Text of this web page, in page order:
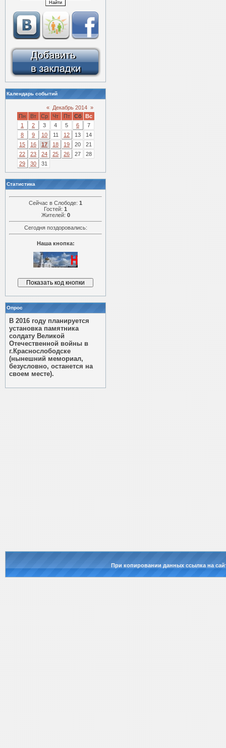
Календарь событий
« Декабрь 2014 »
Пн
Вт Ср Чт Пт Сб
Вс
1
2 3 4 5 6
7
8
9 10 11 12 13
14
15
16 17 18 19 20
21
22
23 24 25 26 27
28
29
30 31
Статистика
Сейчас в Слободе: 1
Гостей: 1
Жителей: 0
Сегодня поздоровались:
Наша кнопка:
Опрос
В 2016 году планируется
установка памятника
солдату Великой
Отечественной войны в
г.Краснослободске
(нынешний мемориал,
безусловно, останется на
своем месте).
При копировании данных ссылка на